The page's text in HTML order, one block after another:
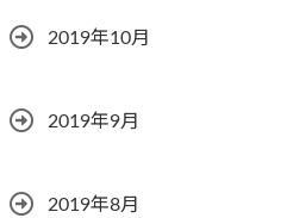
2019年10月
2019年9月
2019年8月